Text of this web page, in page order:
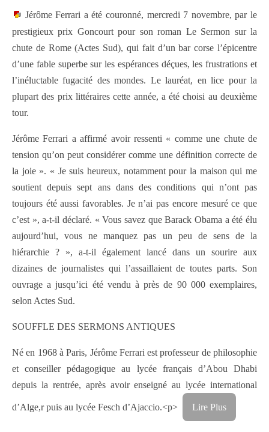
Jérôme Ferrari a été couronné, mercredi 7 novembre, par le
prestigieux prix Goncourt pour son roman Le Sermon sur la
chute de Rome (Actes Sud), qui fait d’un bar corse l’épicentre
d’une fable superbe sur les espérances déçues, les frustrations et
l’inéluctable fugacité des mondes. Le lauréat, en lice pour la
plupart des prix littéraires cette année, a été choisi au deuxième
tour.
Jérôme Ferrari a affirmé avoir ressenti « comme une chute de
tension qu’on peut considérer comme une définition correcte de
la joie ». « Je suis heureux, notamment pour la maison qui me
soutient depuis sept ans dans des conditions qui n’ont pas
toujours été aussi favorables. Je n’ai pas encore mesuré ce que
c’est », a-t-il déclaré. « Vous savez que Barack Obama a été élu
aujourd’hui, vous ne manquez pas un peu de sens de la
hiérarchie ? », a-t-il également lancé dans un sourire aux
dizaines de journalistes qui l’assaillaient de toutes parts. Son
ouvrage a jusqu’ici été vendu à près de 90 000 exemplaires,
selon Actes Sud.
SOUFFLE DES SERMONS ANTIQUES
Né en 1968 à Paris, Jérôme Ferrari est professeur de philosophie
et conseiller pédagogique au lycée français d’Abou Dhabi
depuis la rentrée, après avoir enseigné au lycée international
d’Alge,r puis au lycée Fesch d’Ajaccio.<p> Lire Plus